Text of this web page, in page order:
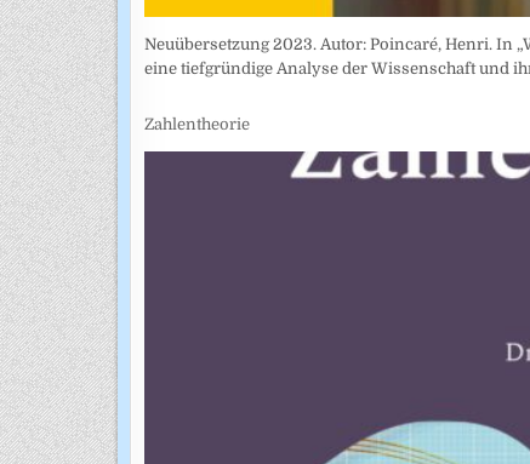
Neuübersetzung 2023. Autor: Poincaré, Henri. In
eine tiefgründige Analyse der Wissenschaft und
Zahlentheorie